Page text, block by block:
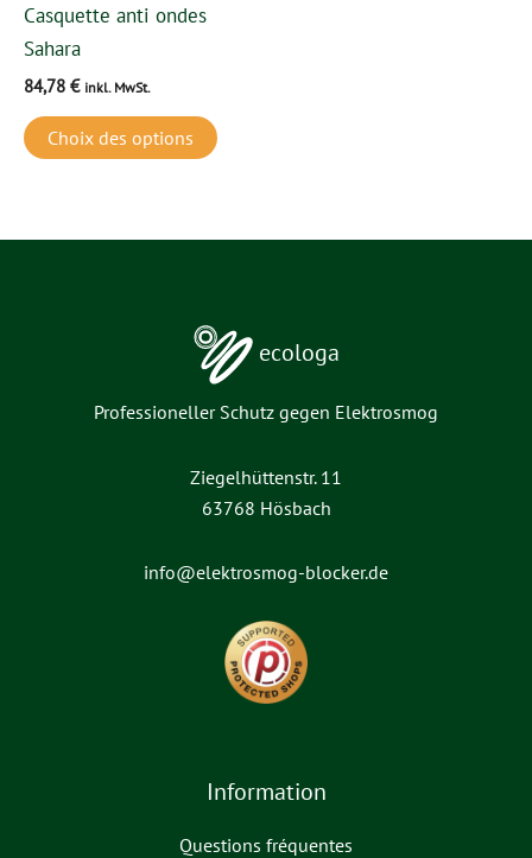
Casquette anti ondes
Sahara
84,78 € inkl. MwSt.
Choix des options
la
ecologa
Professioneller Schutz gegen Elektrosmog
Ziegelhüttenstr. 11
63768 Hösbach
info@elektrosmog-blocker.de
Information
Questions fréquentes